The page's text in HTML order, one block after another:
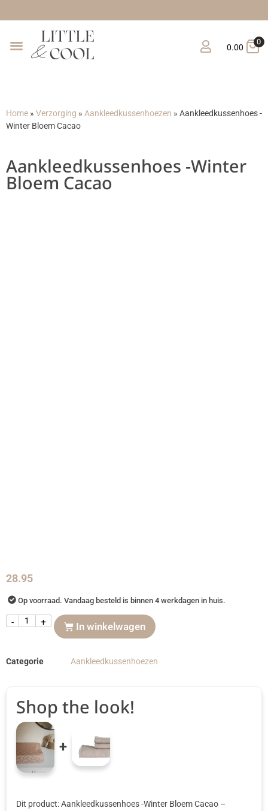
0.00
0
Home » Verzorging » Aankleedkussenhoezen » Aankleedkussenhoes -
Winter Bloem Cacao
Aankleedkussenhoes -Winter
Bloem Cacao
28.95
Op voorraad. Vandaag besteld is binnen 4 werkdagen in huis.
- + In winkelwagen
Categorie Aankleedkussenhoezen
Shop the look!
+
Dit product: Aankleedkussenhoes -Winter Bloem Cacao –